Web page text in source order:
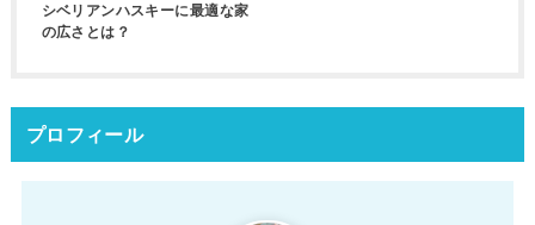
シベリアンハスキーに最適な家
の広さとは？
プロフィール